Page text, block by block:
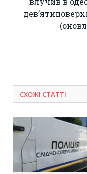
СХОЖІ СТАТТІ